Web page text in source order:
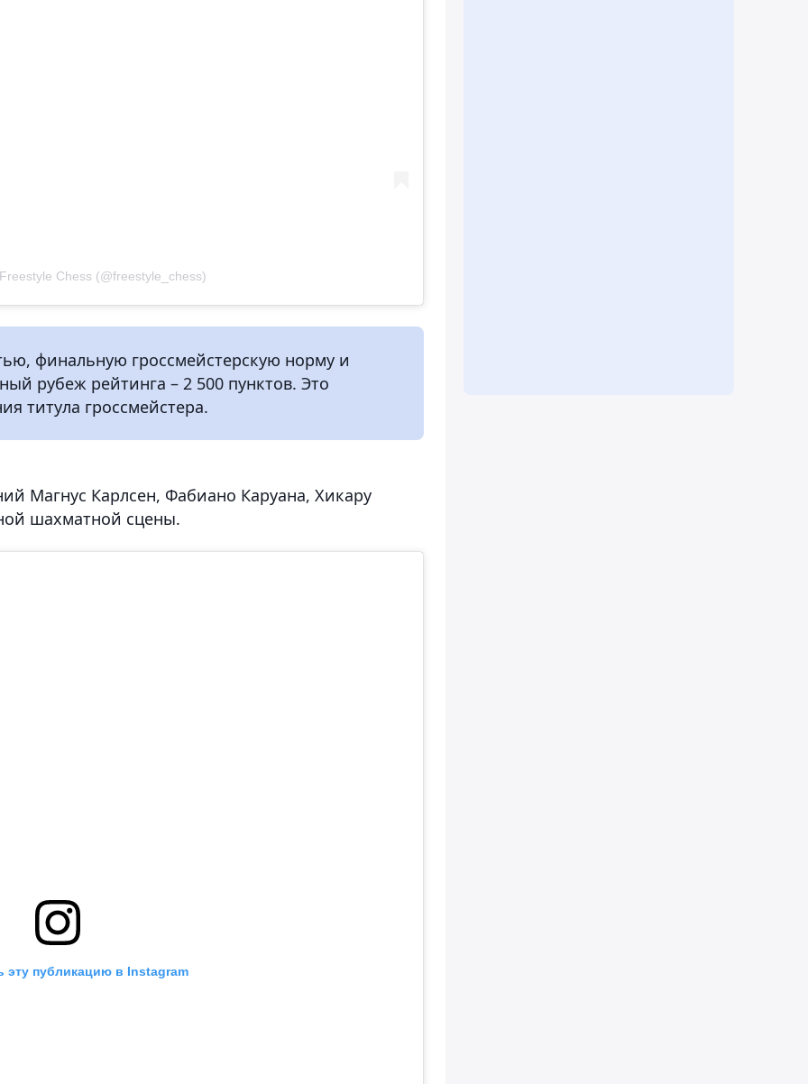
Chess (@freestyle_chess)
финальную гроссмейстерскую норму и
рубеж рейтинга – 2 500 пунктов. Это
титула гроссмейстера.
Магнус Карлсен, Фабиано Каруана, Хикару
шахматной сцены.
эту публикацию в Instagram